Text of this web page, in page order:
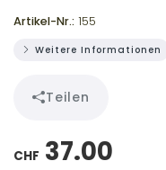
Artikel-Nr.: 155
Weitere Informationen
Teilen
CHF 37.00